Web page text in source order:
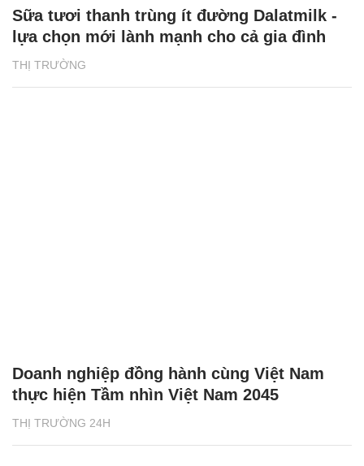
THỊ TRƯỜNG
Sữa tươi thanh trùng ít đường Dalatmilk -
lựa chọn mới lành mạnh cho cả gia đình
THỊ TRƯỜNG 24H
Doanh nghiệp đồng hành cùng Việt Nam
thực hiện Tầm nhìn Việt Nam 2045